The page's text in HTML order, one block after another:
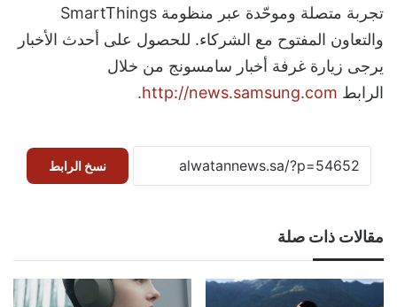
تجربة متصلة وموحّدة عبر منظومة SmartThings
والتعاون المفتوح مع الشركاء. للحصول على أحدث الأخبار
يرجى زيارة غرفة أخبار سامسونج من خلال
الرابط http://news.samsung.com.
نسخ الرابط
مقالات ذات صلة